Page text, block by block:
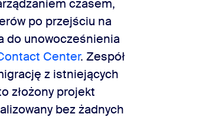
czasem,
po przejściu na
do unowocześnienia
Center. Zespół
z istniejących
złożony projekt
bez żadnych